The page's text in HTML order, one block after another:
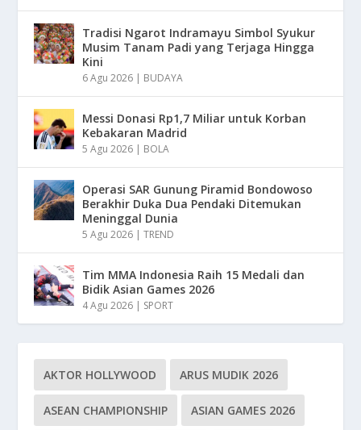
Tradisi Ngarot Indramayu Simbol Syukur
Musim Tanam Padi yang Terjaga Hingga
Kini
6 Agu 2026 | BUDAYA
Messi Donasi Rp1,7 Miliar untuk Korban
Kebakaran Madrid
5 Agu 2026 | BOLA
Operasi SAR Gunung Piramid Bondowoso
Berakhir Duka Dua Pendaki Ditemukan
Meninggal Dunia
5 Agu 2026 |TREND
Tim MMA Indonesia Raih 15 Medali dan
Bidik Asian Games 2026
4 Agu 2026 | SPORT
AKTOR HOLLYWOOD ARUS MUDIK 2026
ASEAN CHAMPIONSHIP ASIAN GAMES 2026